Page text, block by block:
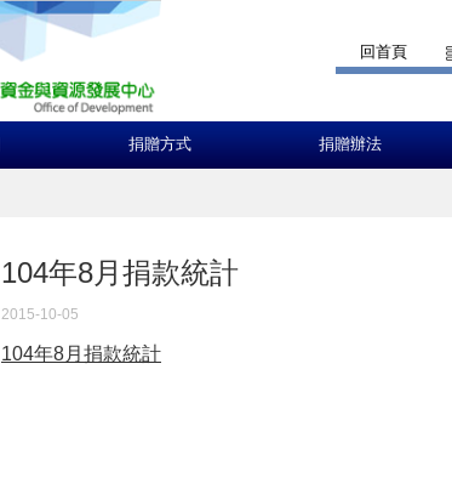
回首頁
捐贈方式 捐贈辦法
104年8月捐款統計
2015-10-05
104年8月捐款統計